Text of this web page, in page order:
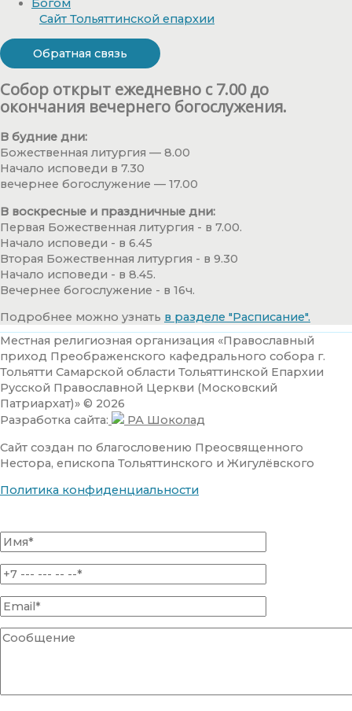
Сайт Тольяттинской епархии
Обратная связь
Собор открыт ежедневно с 7.00 до
окончания вечернего богослужения.
В будние дни:
Божественная литургия — 8.00
Начало исповеди в 7.30
вечернее богослужение — 17.00
В воскресные и праздничные дни:
Первая Божественная литургия - в 7.00.
Начало исповеди - в 6.45
Вторая Божественная литургия - в 9.30
Начало исповеди - в 8.45.
Вечернее богослужение - в 16ч.
Подробнее можно узнать в разделе "Расписание".
Местная религиозная организация «Православный
приход Преображенского кафедрального собора г.
Тольятти Самарской области Тольяттинской Епархии
Русской Православной Церкви (Московский
Патриархат)» © 2026
Разработка сайта:
РА Шоколад
Сайт создан по благословению Преосвященного
Нестора, епископа Тольяттинского и Жигулёвского
Политика конфиденциальности